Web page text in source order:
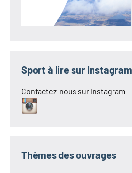
Sport à lire sur Instagram
Contactez-nous sur Instagram
Thèmes des ouvrages